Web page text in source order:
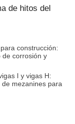
de hitos del
construcción:
de corrosión y
I y vigas H:
mezanines para